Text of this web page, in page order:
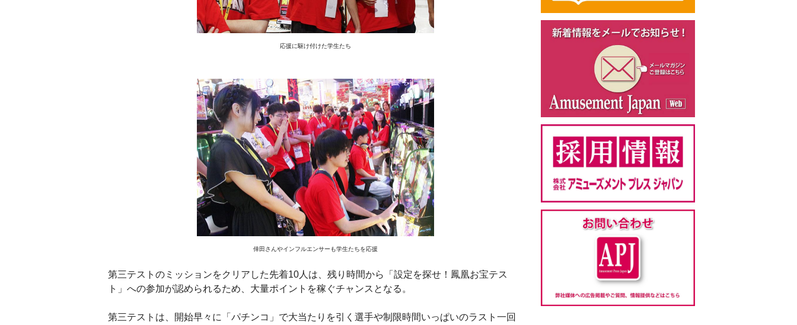
応援に駆け付けた学生たち
倖田さんやインフルエンサーも学生たちを応援
第三テストのミッションをクリアした先着10人は、残り時間から「設定を探せ！鳳凰お宝テス
ト」への参加が認められるため、大量ポイントを稼ぐチャンスとなる。
第三テストは、開始早々に「パチンコ」で大当たりを引く選手や制限時間いっぱいのラスト一回